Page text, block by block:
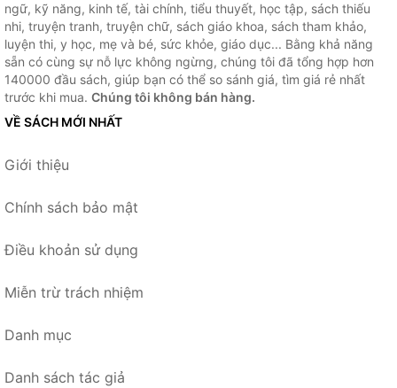
ngữ, kỹ năng, kinh tế, tài chính, tiểu thuyết, học tập, sách thiếu
nhi, truyện tranh, truyện chữ, sách giáo khoa, sách tham khảo,
luyện thi, y học, mẹ và bé, sức khỏe, giáo dục... Bằng khả năng
sẵn có cùng sự nỗ lực không ngừng, chúng tôi đã tổng hợp hơn
140000 đầu sách, giúp bạn có thể so sánh giá, tìm giá rẻ nhất
trước khi mua. Chúng tôi không bán hàng.
VỀ SÁCH MỚI NHẤT
Giới thiệu
Chính sách bảo mật
Điều khoản sử dụng
Miễn trừ trách nhiệm
Danh mục
Danh sách tác giả